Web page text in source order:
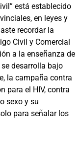
está establecido
en leyes y
recordar la
Civil y Comercial
a la enseñanza de
desarrolla bajo
la campaña contra
para el HIV, contra
sexo y su
para señalar los